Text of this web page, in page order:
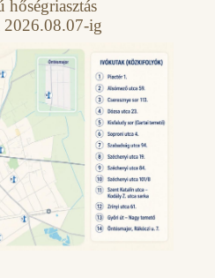
2026.08.07-ig